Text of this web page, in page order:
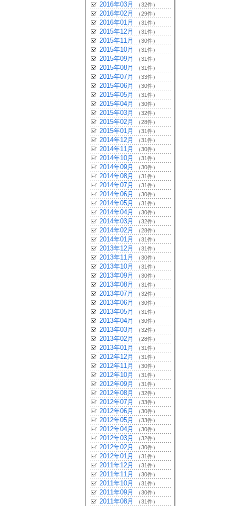
2016年03月 （32件）
2016年02月 （29件）
2016年01月 （31件）
2015年12月 （31件）
2015年11月 （30件）
2015年10月 （31件）
2015年09月 （31件）
2015年08月 （31件）
2015年07月 （33件）
2015年06月 （30件）
2015年05月 （31件）
2015年04月 （30件）
2015年03月 （32件）
2015年02月 （28件）
2015年01月 （31件）
2014年12月 （31件）
2014年11月 （30件）
2014年10月 （31件）
2014年09月 （30件）
2014年08月 （31件）
2014年07月 （31件）
2014年06月 （30件）
2014年05月 （31件）
2014年04月 （30件）
2014年03月 （32件）
2014年02月 （28件）
2014年01月 （31件）
2013年12月 （31件）
2013年11月 （30件）
2013年10月 （31件）
2013年09月 （30件）
2013年08月 （31件）
2013年07月 （32件）
2013年06月 （30件）
2013年05月 （31件）
2013年04月 （30件）
2013年03月 （32件）
2013年02月 （28件）
2013年01月 （31件）
2012年12月 （31件）
2012年11月 （30件）
2012年10月 （31件）
2012年09月 （31件）
2012年08月 （32件）
2012年07月 （33件）
2012年06月 （30件）
2012年05月 （33件）
2012年04月 （30件）
2012年03月 （32件）
2012年02月 （30件）
2012年01月 （31件）
2011年12月 （31件）
2011年11月 （30件）
2011年10月 （31件）
2011年09月 （30件）
2011年08月 （31件）